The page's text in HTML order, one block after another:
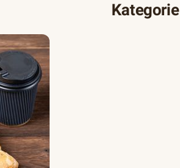
Kategorie